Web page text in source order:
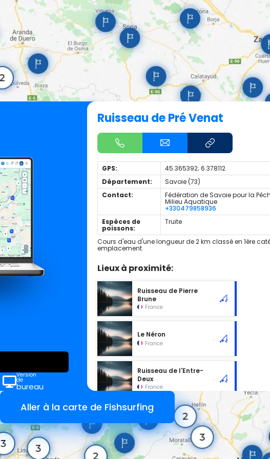
Version
de
bureau
Ruisseau de Pré Venat
GPS:
45.365392; 6.378112
Département:
Savoie (73)
Contact:
Fédération de Savoie pour la
Milieu Aquatique
+330479858936
Espèces de
poissons:
Truite
Cours d'eau d'une longueur de 2 km classé en 1ère
emplacement.
Lieux à proximité:
Ruisseau de Pierre
Brune
France
Le Néron
France
Ruisseau de l'Entre-
Deux
France
Aller à la carte de Fishsurfing